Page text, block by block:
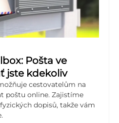
Pošta ve
jste kdekoliv
cestovatelům na
poštu online. Zajistíme
dopisů, takže vám